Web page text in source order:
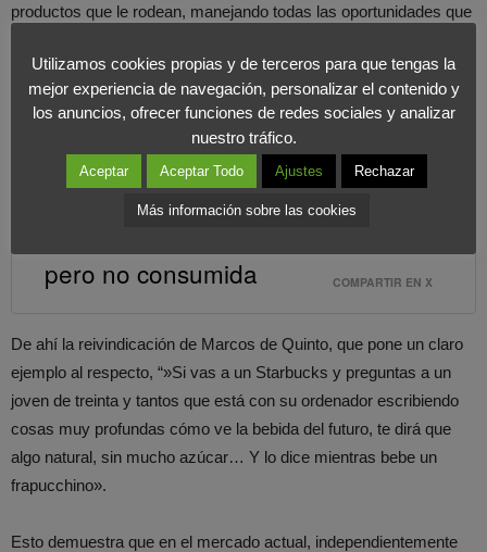
productos que le rodean, manejando todas las oportunidades que
esto de la importancia que tiene actualmente lafidelizaciónde
los mismos, ya que las marcas corren el riesgo de ser queridas
pero no consumidas.
La importancia de fidelizar es clave,
pero no consumida
COMPARTIR EN X
De ahí la reivindicación de Marcos de Quinto, que pone un claro
ejemplo al respecto, “»Si vas a un Starbucks y preguntas a un
joven de treinta y tantos que está con su ordenador escribiendo
cosas muy profundas cómo ve la bebida del futuro, te dirá que
algo natural, sin mucho azúcar… Y lo dice mientras bebe un
frapucchino».
Esto demuestra que en el mercado actual, independientemente
Utilizamos cookies propias y de terceros para que tengas la
mejor experiencia de navegación, personalizar el contenido y
los anuncios, ofrecer funciones de redes sociales y analizar
nuestro tráfico.
Aceptar Aceptar Todo Ajustes Rechazar
Más información sobre las cookies